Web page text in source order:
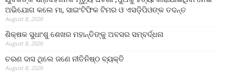
ଅଭିଯୋଗ କଲେ ମା, ସାଇଂଟିଫିକ ଟିମର ଓ ଏସଡ଼ିପିଓଙ୍କ ତଦନ୍ତ
August 8, 2026
ଶିକ୍ଷକ ସୁଧାଂଶୁ ଶେଖର ମହାନ୍ତିଙ୍କୁ ଅବସର ସମ୍ବର୍ଦ୍ଧନା
August 8, 2026
ଚରଣ ଦାସ ଥିଲେ ଜଣେ ନୀତିନିଷ୍ଠ ବ୍ୟକ୍ତି
August 8, 2026